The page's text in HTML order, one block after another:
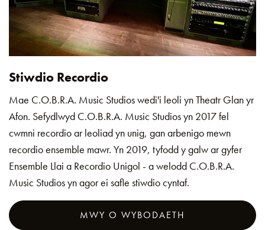
Stiwdio Recordio
Mae C.O.B.R.A. Music Studios wedi'i leoli yn Theatr Glan yr
Afon. Sefydlwyd C.O.B.R.A. Music Studios yn 2017 fel
cwmni recordio ar leoliad yn unig, gan arbenigo mewn
recordio ensemble mawr. Yn 2019, tyfodd y galw ar gyfer
Ensemble Llai a Recordio Unigol - a welodd C.O.B.R.A.
Music Studios yn agor ei safle stiwdio cyntaf.
MWY O WYBODAETH